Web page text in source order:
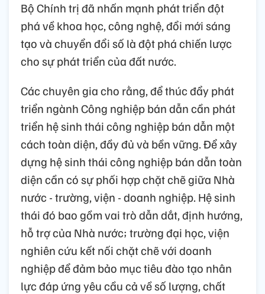
Bộ Chính trị đã nhấn mạnh phát triển đột
phá về khoa học, công nghệ, đổi mới sáng
tạo và chuyển đổi số là đột phá chiến lược
cho sự phát triển của đất nước.
Các chuyên gia cho rằng, để thúc đẩy phát
triển ngành Công nghiệp bán dẫn cần phát
triển hệ sinh thái công nghiệp bán dẫn một
cách toàn diện, đầy đủ và bền vững. Để xây
dựng hệ sinh thái công nghiệp bán dẫn toàn
diện cần có sự phối hợp chặt chẽ giữa Nhà
nước - trường, viện - doanh nghiệp. Hệ sinh
thái đó bao gồm vai trò dẫn dắt, định hướng,
hỗ trợ của Nhà nước; trường đại học, viện
nghiên cứu kết nối chặt chẽ với doanh
nghiệp để đảm bảo mục tiêu đào tạo nhân
lực đáp ứng yêu cầu cả về số lượng, chất